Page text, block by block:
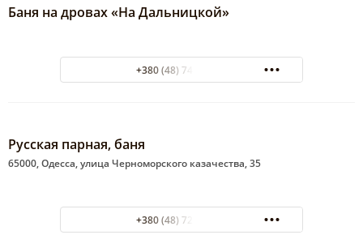
Баня на дровах «На Дальницкой»
+380 (48) 743-06-21
Русская парная, баня
65000, Одесса, улица Черноморского казачества, 35
+380 (48) 723-67-25